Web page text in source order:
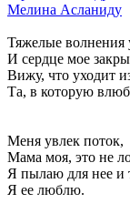
Мелина Асланиду
Тяжелые волнения
И сердце мое
Вижу, что уходит
Та, в которую
Меня увлек поток,
Мама моя, это не
Я пылаю для нее и
Я ее люблю.